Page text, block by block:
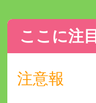
ここに注目
注意報